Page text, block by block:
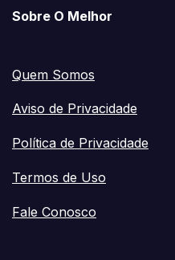
Sobre O Melhor
Quem Somos
Aviso de Privacidade
Política de Privacidade
Termos de Uso
Fale Conosco